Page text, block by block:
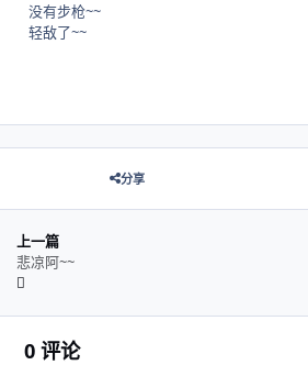
没有步枪~~
轻敌了~~
分享
上一篇
悲凉阿~~
0 评论